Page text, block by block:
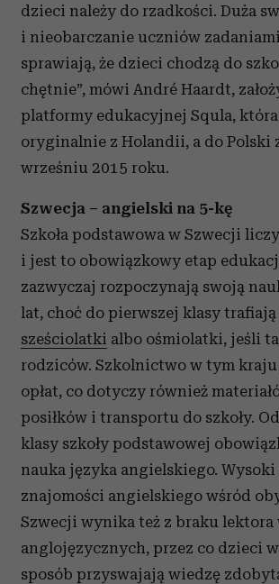
dzieci należy do rzadkości. Duża
i nieobarczanie uczniów
sprawiają, że dzieci chodzą do
chętnie”, mówi André Haardt,
platformy edukacyjnej Squla,
oryginalnie z Holandii, a do Polski
wrześniu 2015 roku.
Szwecja – angielski na 5-kę
Szkoła podstawowa w Szwecji
i jest to obowiązkowy etap
zazwyczaj rozpoczynają swoją
lat, choć do pierwszej klasy
sześciolatki albo ośmiolatki, jeśli
rodziców. Szkolnictwo w tym
opłat, co dotyczy również
posiłków i transportu do szkoły.
klasy szkoły podstawowej
nauka języka angielskiego.
znajomości angielskiego wśród
Szwecji wynika też z braku lektora
anglojęzycznych, przez co dzieci
sposób przyswajają wiedzę